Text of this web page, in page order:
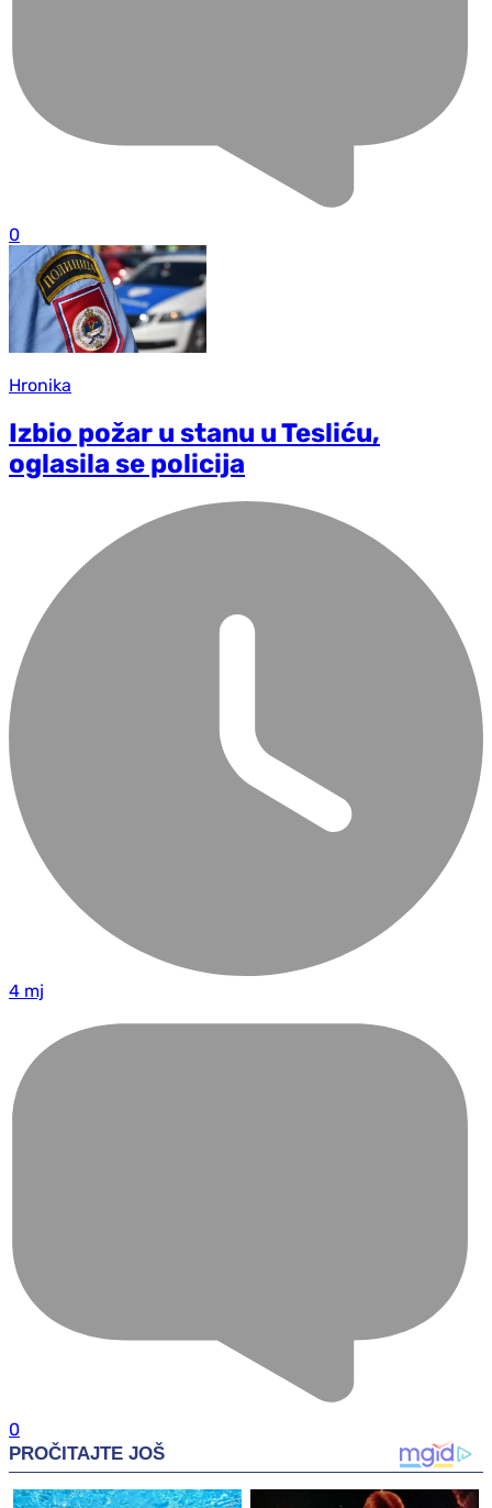
0
Hronika
Izbio požar u stanu u Tesliću,
oglasila se policija
4 mj
0